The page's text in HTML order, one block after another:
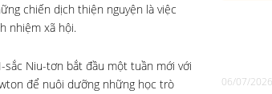
chiến dịch thiện nguyện là việc
nhiệm xã hội.
Niu-tơn bắt đầu một tuần mới với
để nuôi dưỡng những học trò
06/07/2026